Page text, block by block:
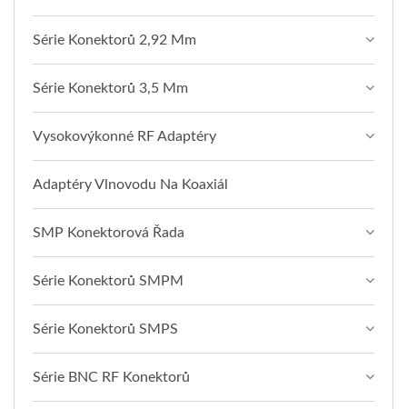
Série Konektorů 2,92 Mm
Série Konektorů 3,5 Mm
Vysokovýkonné RF Adaptéry
Adaptéry Vlnovodu Na Koaxiál
SMP Konektorová Řada
Série Konektorů SMPM
Série Konektorů SMPS
Série BNC RF Konektorů